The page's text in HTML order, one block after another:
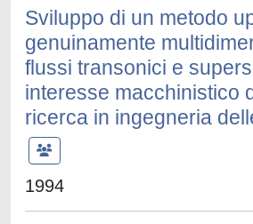
Sviluppo di un metodo
genuinamente
flussi transonici e
interesse macchinistico
ricerca in ingegneria
1994